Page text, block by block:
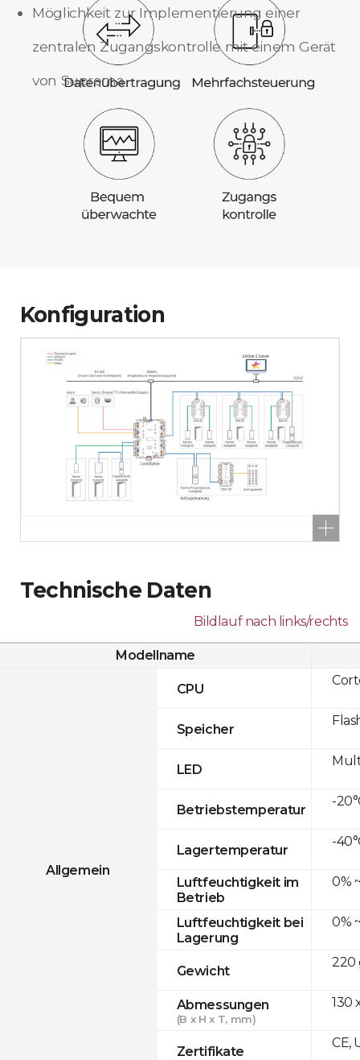
Möglichkeit zur Implementierung einer
zentralen Zugangskontrolle mit einem Gerät
von Suprema
Konfiguration
Technische Daten
Bildlauf nach links/rechts
Modellname
Allgemein
CPU
Speicher
LED
Betriebstemperatur
Lagertemperatur
Luftfeuchtigkeit im
Betrieb
Luftfeuchtigkeit bei
Lagerung
Gewicht
Abmessungen
(B x H x T, mm)
Zertifikate
-
-
0%
0%
220
130
CE,